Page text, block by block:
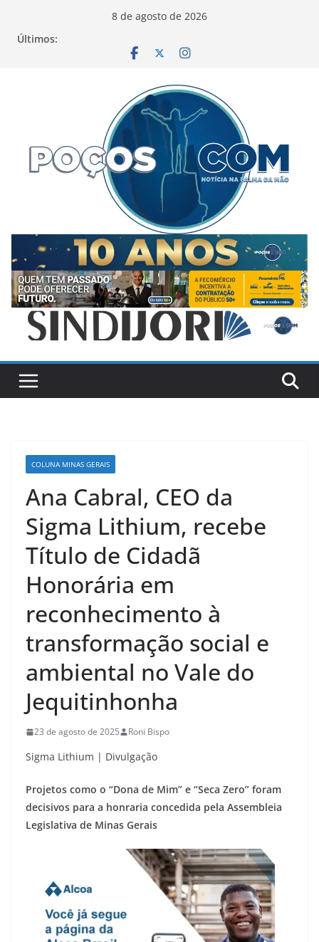
8 de agosto de 2026
Últimos:
COLUNA MINAS GERAIS
Ana Cabral, CEO da
Sigma Lithium, recebe
Título de Cidadã
Honorária em
reconhecimento à
transformação social e
ambiental no Vale do
Jequitinhonha
23 de agosto de 2025 Roni Bispo
Sigma Lithium | Divulgação
Projetos como o “Dona de Mim” e “Seca Zero” foram
decisivos para a honraria concedida pela Assembleia
Legislativa de Minas Gerais